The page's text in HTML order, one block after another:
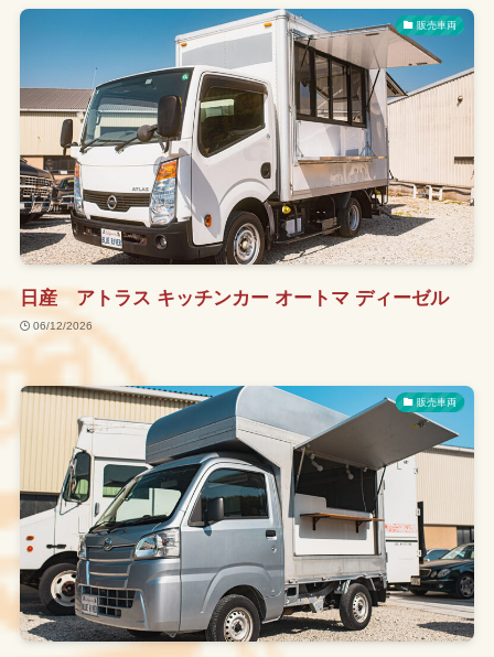
販売車両
日産 アトラス キッチンカー オートマ ディーゼル
06/12/2026
販売車両